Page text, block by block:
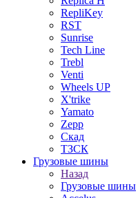
RepliKey
RST
Sunrise
Tech Line
Trebl
Venti
Wheels UP
X'trike
Yamato
Zepp
Скад
ТЗСК
Грузовые шины
Назад
Грузовые шины